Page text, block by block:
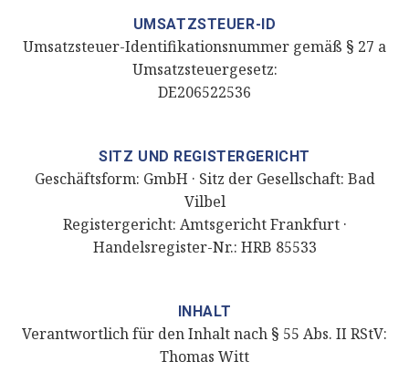
UMSATZSTEUER-ID
Umsatzsteuer-Identifikationsnummer gemäß § 27 a
Umsatzsteuergesetz:
DE206522536
SITZ UND REGISTERGERICHT
Geschäftsform: GmbH · Sitz der Gesellschaft: Bad
Vilbel
Registergericht: Amtsgericht Frankfurt ·
Handelsregister-Nr.: HRB 85533
INHALT
Verantwortlich für den Inhalt nach § 55 Abs. II RStV:
Thomas Witt